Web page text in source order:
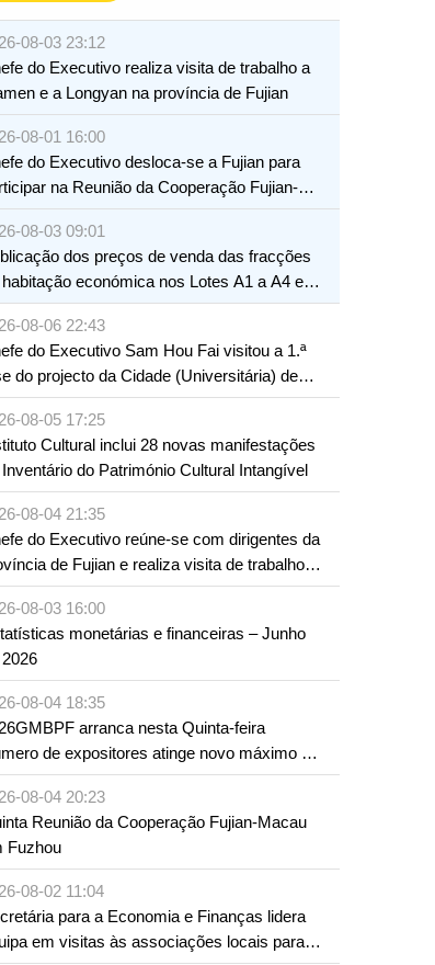
08-03 23:12
do Executivo realiza visita de trabalho a
e a Longyan na província de Fujian
08-01 16:00
do Executivo desloca-se a Fujian para
na Reunião da Cooperação Fujian-
08-03 09:01
dos preços de venda das fracções
económica nos Lotes A1 a A4 e
da Zona A dos Novos Aterros
08-06 22:43
do Executivo Sam Hou Fai visitou a 1.ª
do projecto da Cidade (Universitária) de
Internacional de Macau e Hengqin
08-05 17:25
Cultural inclui 28 novas manifestações
Inventário do Património Cultural Intangível
08-04 21:35
do Executivo reúne-se com dirigentes da
de Fujian e realiza visita de trabalho
Fuzhou
08-03 16:00
monetárias e financeiras – Junho
08-04 18:35
arranca nesta Quinta-feira
de expositores atinge novo máximo em
08-04 20:23
Reunião da Cooperação Fujian-Macau
Fuzhou
08-02 11:04
para a Economia e Finanças lidera
em visitas às associações locais para